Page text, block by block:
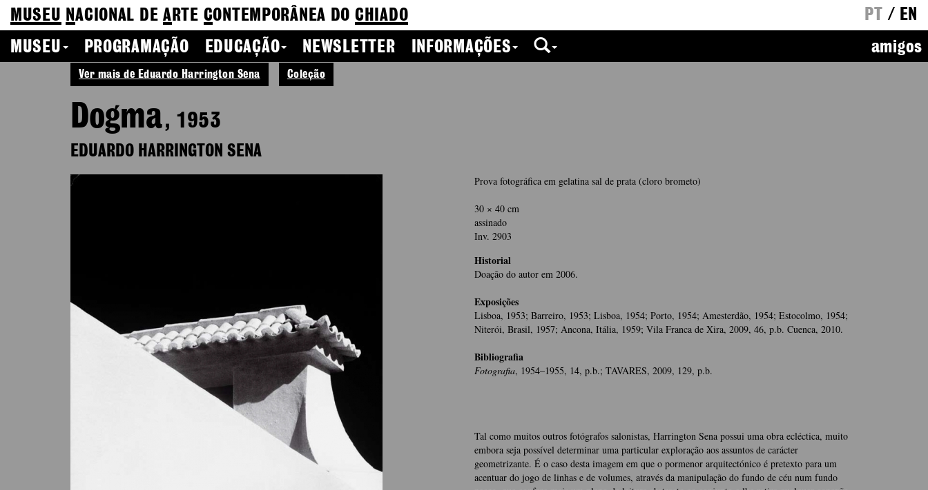
MUSEU NACIONAL DEA RTE CONTEMPORÂNEA DO CHIADO PT / EN
MUSEU
PROGRAMAÇÃO EDUCAÇÃO NEWSLETTER INFORMAÇÕES amigos
Ver mais de Eduardo Harrington Sena Coleção
Dogma, 1953
EDUARDO HARRINGTON SENA
Prova fotográfica em gelatina sal de prata (cloro brometo)
30 × 40 cm
assinado
Inv. 2903
Historial
Doação do autor em 2006.
Exposições
Lisboa, 1953; Barreiro, 1953; Lisboa, 1954; Porto, 1954; Amesterdão, 1954; Estocolmo, 1954;
Niterói, Brasil, 1957; Ancona, Itália, 1959; Vila Franca de Xira, 2009, 46, p.b. Cuenca, 2010.
Bibliografia
Fotografia, 1954–1955, 14, p.b.; TAVARES, 2009, 129, p.b.
Tal como muitos outros fotógrafos salonistas, Harrington Sena possui uma obra ecléctica, muito
embora seja possível determinar uma particular exploração aos assuntos de carácter
geometrizante. É o caso desta imagem em que o pormenor arquitectónico é pretexto para um
acentuar do jogo de linhas e de volumes, através da manipulação do fundo de céu num fundo